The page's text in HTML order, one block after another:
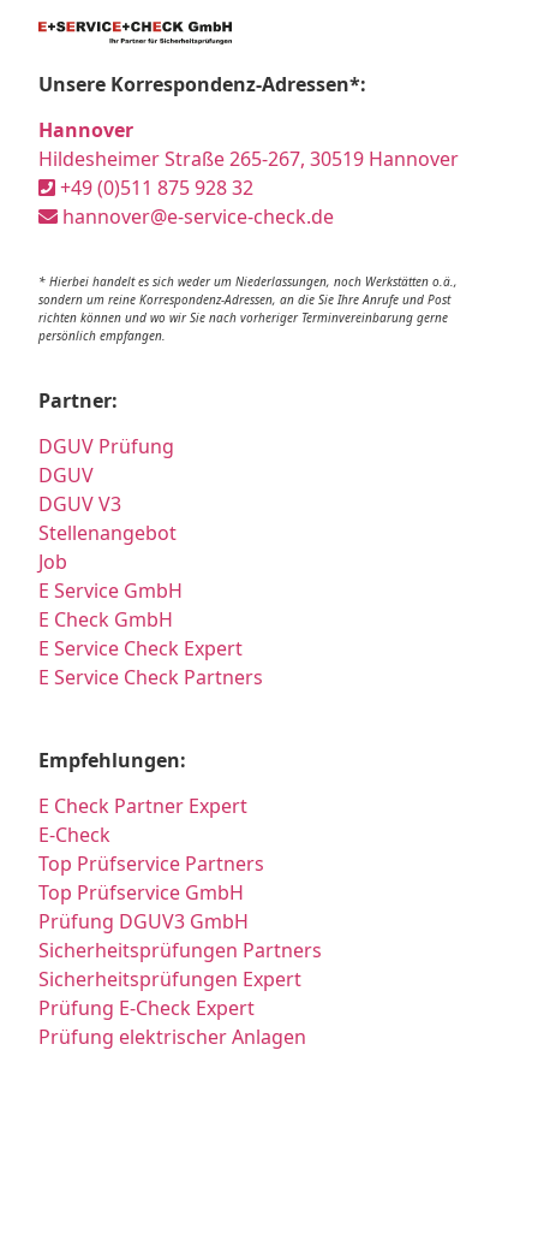
Unsere Korrespondenz-Adressen*:
Hannover
Hildesheimer Straße 265-267, 30519 Hannover
+49 (0)511 875 928 32
hannover@e-service-check.de
* Hierbei handelt es sich weder um Niederlassungen, noch Werkstätten o.ä.,
sondern um reine Korrespondenz-Adressen, an die Sie Ihre Anrufe und Post
richten können und wo wir Sie nach vorheriger Terminvereinbarung gerne
persönlich empfangen.
Partner:
DGUV Prüfung
DGUV
DGUV V3
Stellenangebot
Job
E Service GmbH
E Check GmbH
E Service Check Expert
E Service Check Partners
Empfehlungen:
E Check Partner Expert
E-Check
Top Prüfservice Partners
Top Prüfservice GmbH
Prüfung DGUV3 GmbH
Sicherheitsprüfungen Partners
Sicherheitsprüfungen Expert
Prüfung E-Check Expert
Prüfung elektrischer Anlagen